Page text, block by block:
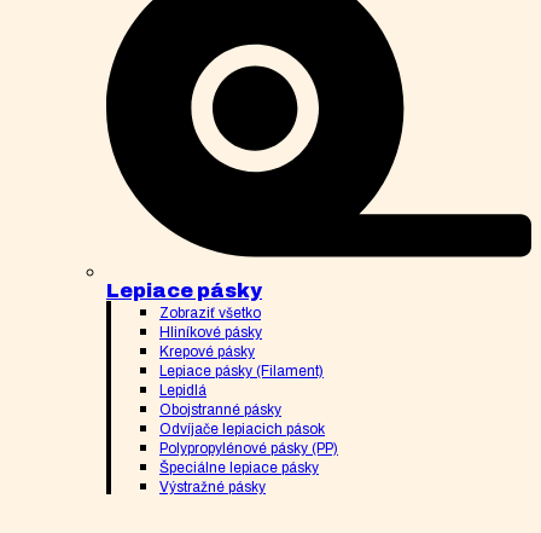
Lepiace pásky
Zobraziť všetko
Hliníkové pásky
Krepové pásky
Lepiace pásky (Filament)
Lepidlá
Obojstranné pásky
Odvíjače lepiacich pások
Polypropylénové pásky (PP)
Špeciálne lepiace pásky
Výstražné pásky